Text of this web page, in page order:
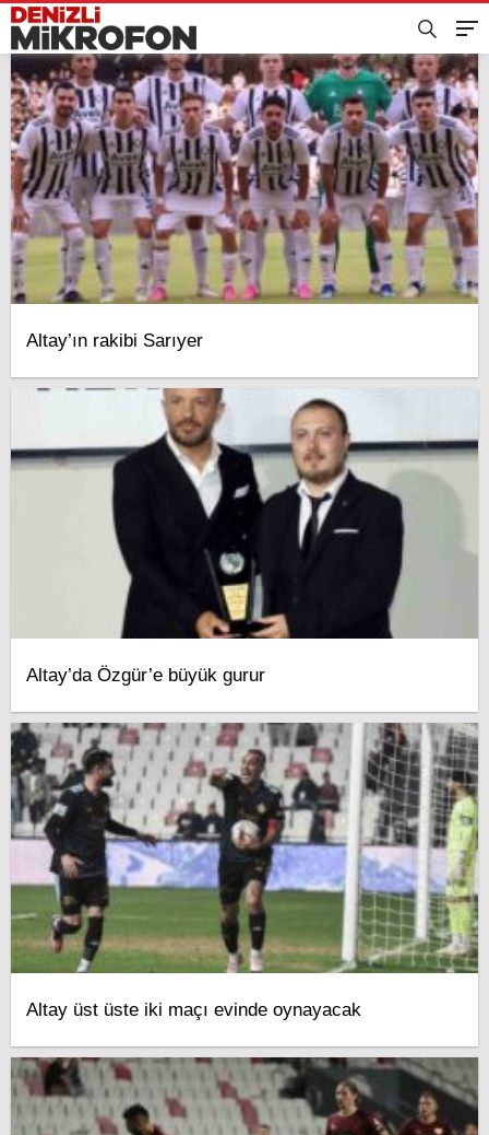
Altay’ın rakibi Sarıyer
Altay’da Özgür’e büyük gurur
Altay üst üste iki maçı evinde oynayacak